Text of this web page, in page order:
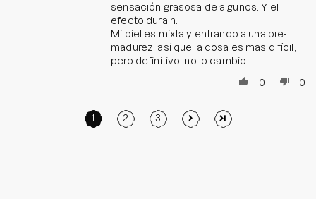
sensación grasosa de algunos. Y el
efecto dura n.
Mi piel es mixta y entrando a una pre-
madurez, así que la cosa es mas difícil,
pero definitivo: no lo cambio.
0
0
1 2 3